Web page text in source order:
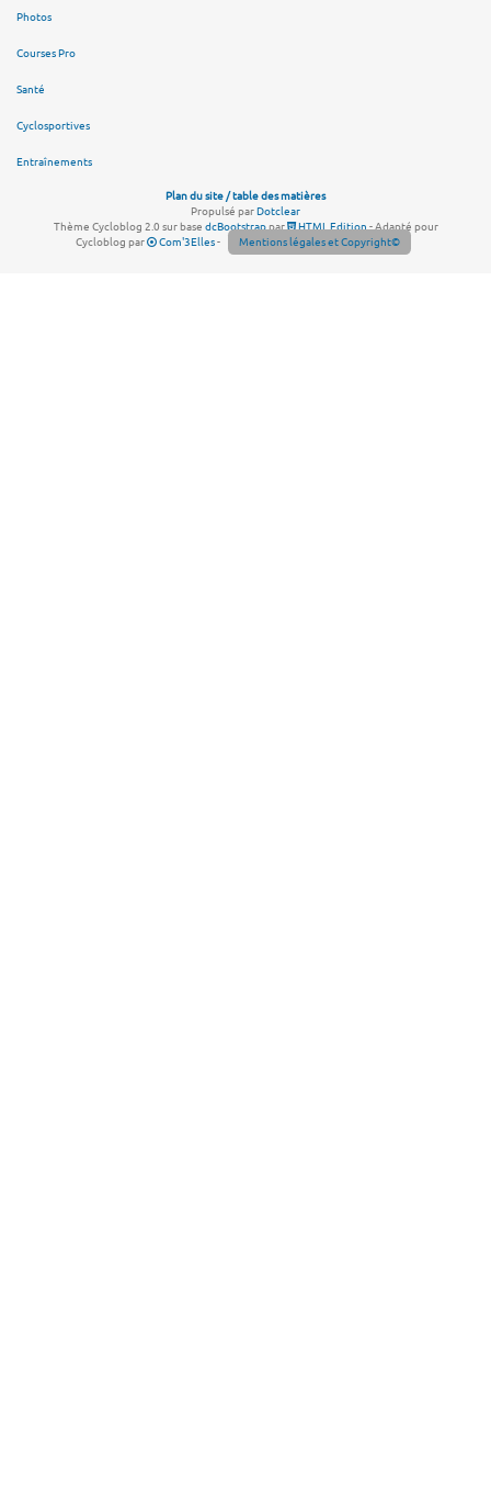
Photos
Courses Pro
Santé
Cyclosportives
Entraînements
Plan du site / table des matières
Propulsé parDotclear
Thème Cycloblog 2.0 sur base dcBootstrappar HTML Edition- Adapté pour
Cycloblog par
Com'3Elles- Mentions légales et Copyright©